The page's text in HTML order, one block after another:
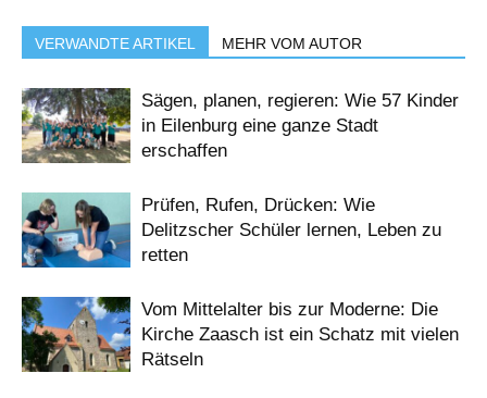
VERWANDTE ARTIKEL MEHR VOM AUTOR
Sägen, planen, regieren: Wie 57 Kinder
in Eilenburg eine ganze Stadt
erschaffen
Prüfen, Rufen, Drücken: Wie
Delitzscher Schüler lernen, Leben zu
retten
Vom Mittelalter bis zur Moderne: Die
Kirche Zaasch ist ein Schatz mit vielen
Rätseln